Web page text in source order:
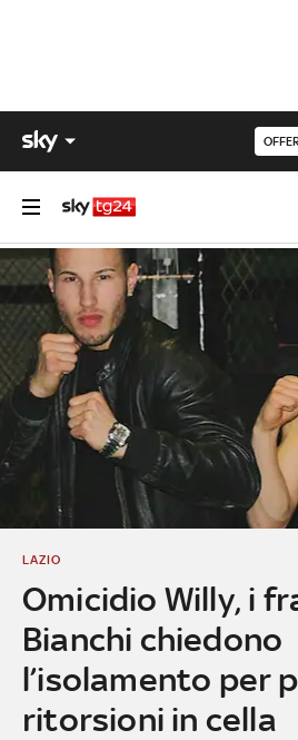
Omicidio Willy, i
Bianchi chiedono
l’isolamento per
ritorsioni in cella
LAZIO